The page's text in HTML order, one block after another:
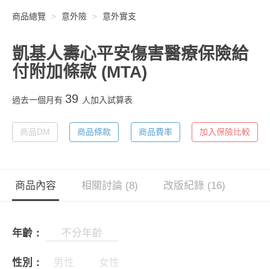
商品總覽 意外險 意外實支
凱基人壽心平安傷害醫療保險給
付附加條款 (MTA)
過去一個月有 39 人加入試算表
商品DM 商品條款 商品費率 加入保險比較
商品內容 相關討論 (8) 改版紀錄 (16)
年齡：
性別： 男性 女性